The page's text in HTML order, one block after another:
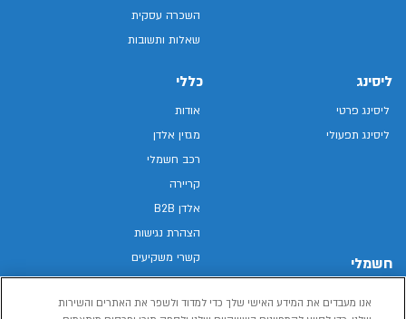
השכרה עסקית
שאלות ותשובות
ליסינג
ליסינג פרטי
ליסינג תפעולי
חשמלי
כללי
אודות
מגזין אלדן
רכב חשמלי
קריירה
אלדן B2B
הצהרת נגישות
קשרי משקיעים
מפת האתר
מדיניות פרטיות
אנו מעבדים את המידע האישי שלך כדי למדוד ולשפר את האתרים והשירות